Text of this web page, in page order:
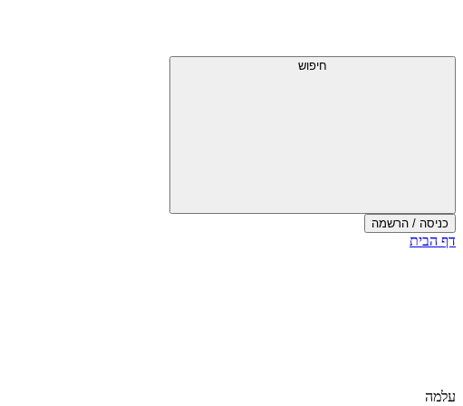
חיפוש
כניסה / הרשמה
דף הבית
עלמה